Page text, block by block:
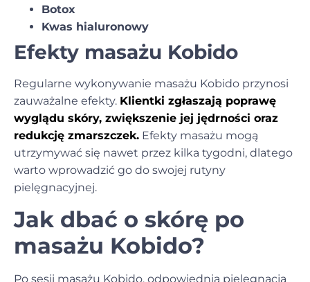
Botox
Kwas hialuronowy
Efekty masażu Kobido
Regularne wykonywanie masażu Kobido przynosi
zauważalne efekty. Klientki zgłaszają poprawę
wyglądu skóry, zwiększenie jej jędrności oraz
redukcję zmarszczek. Efekty masażu mogą
utrzymywać się nawet przez kilka tygodni, dlatego
warto wprowadzić go do swojej rutyny
pielęgnacyjnej.
Jak dbać o skórę po
masażu Kobido?
Po sesji masażu Kobido, odpowiednia pielęgnacja